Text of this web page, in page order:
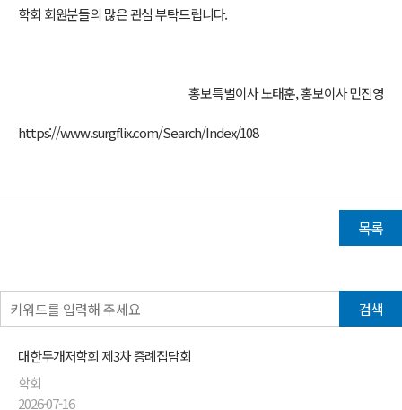
학회 회원분들의 많은 관심 부탁드립니다.
홍보특별이사 노태훈, 홍보이사 민진영
https://www.surgflix.com/Search/Index/108
목록
검색
대한두개저학회 제3차 증례집담회
학회
2026-07-16